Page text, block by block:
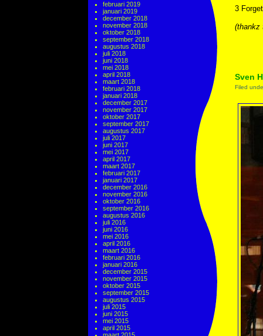
februari 2019
januari 2019
december 2018
november 2018
oktober 2018
september 2018
augustus 2018
juli 2018
juni 2018
mei 2018
april 2018
maart 2018
februari 2018
januari 2018
december 2017
november 2017
oktober 2017
september 2017
augustus 2017
juli 2017
juni 2017
mei 2017
april 2017
maart 2017
februari 2017
januari 2017
december 2016
november 2016
oktober 2016
september 2016
augustus 2016
juli 2016
juni 2016
mei 2016
april 2016
maart 2016
februari 2016
januari 2016
december 2015
november 2015
oktober 2015
september 2015
augustus 2015
juli 2015
juni 2015
mei 2015
april 2015
3
(thankz
Sven
Filed